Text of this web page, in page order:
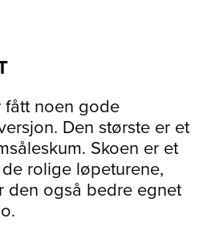
fått noen gode
Den største er et
Skoen er et
rolige løpeturene,
den også bedre egnet